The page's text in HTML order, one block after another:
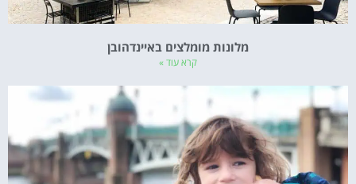
מלונות מומלצים באיינדהובן
קרא עוד »